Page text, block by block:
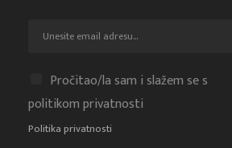
Pročitao/la sam i slažem se s
politikom privatnosti
Politika privatnosti